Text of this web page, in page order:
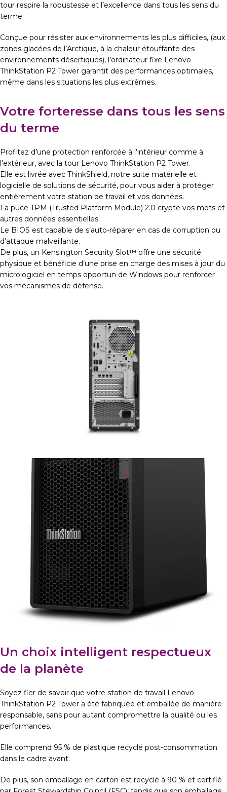
tour respire la robustesse et l’excellence dans tous les sens du
terme.
Conçue pour résister aux environnements les plus difficiles, (aux
zones glacées de l’Arctique, à la chaleur étouffante des
environnements désertiques), l’ordinateur fixe Lenovo
ThinkStation P2 Tower garantit des performances optimales,
même dans les situations les plus extrêmes.
Votre forteresse dans tous les sens
du terme
Profitez d’une protection renforcée à l’intérieur comme à
l’extérieur, avec la tour Lenovo ThinkStation P2 Tower.
Elle est livrée avec ThinkShield, notre suite matérielle et
logicielle de solutions de sécurité, pour vous aider à protéger
entièrement votre station de travail et vos données.
La puce TPM (Trusted Platform Module) 2.0 crypte vos mots et
autres données essentielles.
Le BIOS est capable de s’auto-réparer en cas de corruption ou
d’attaque malveillante.
De plus, un Kensington Security Slot™ offre une sécurité
physique et bénéficie d’une prise en charge des mises à jour du
micrologiciel en temps opportun de Windows pour renforcer
vos mécanismes de défense.
Un choix intelligent respectueux
de la planète
Soyez fier de savoir que votre station de travail Lenovo
ThinkStation P2 Tower a été fabriquée et emballée de manière
responsable, sans pour autant compromettre la qualité ou les
performances.
Elle comprend 95 % de plastique recyclé post-consommation
dans le cadre avant.
De plus, son emballage en carton est recyclé à 90 % et certifié